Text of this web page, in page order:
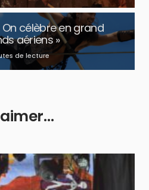
On célèbre en grand
aériens »
de lecture